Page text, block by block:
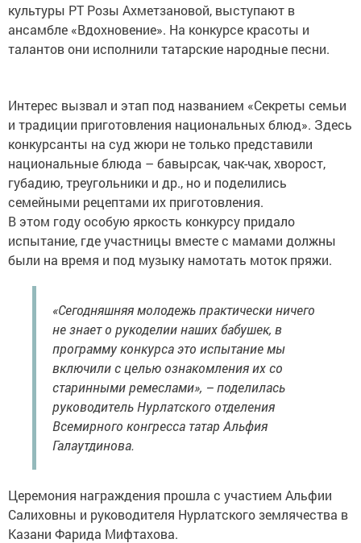
культуры РТ Розы Ахметзановой, выступают в
ансамбле «Вдохновение». На конкурсе красоты и
талантов они исполнили татарские народные песни.
Интерес вызвал и этап под названием «Секреты семьи
и традиции приготовления национальных блюд». Здесь
конкурсанты на суд жюри не только представили
национальные блюда – бавырсак, чак-чак, хворост,
губадию, треугольники и др., но и поделились
семейными рецептами их приготовления.
В этом году особую яркость конкурсу придало
испытание, где участницы вместе с мамами должны
были на время и под музыку намотать моток пряжи.
«Сегодняшняя молодежь практически ничего
не знает о рукоделии наших бабушек, в
программу конкурса это испытание мы
включили с целью ознакомления их со
старинными ремеслами», – поделилась
руководитель Нурлатского отделения
Всемирного конгресса татар Альфия
Галаутдинова.
Церемония награждения прошла с участием Альфии
Салиховны и руководителя Нурлатского землячества в
Казани Фарида Мифтахова.